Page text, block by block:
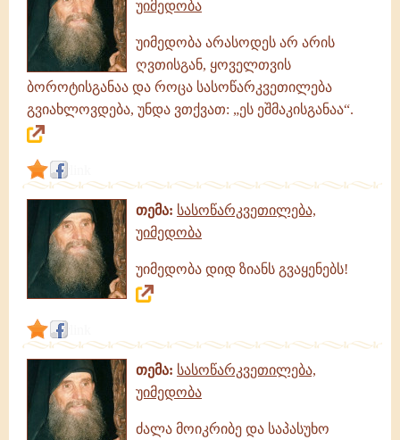
უიმედობა
უიმედობა არასოდეს არ არის
ღვთისგან, ყოველთვის
ბოროტისგანაა და როცა სასოწარკვეთილება
გვიახლოვდება, უნდა ვთქვათ: „ეს ეშმაკისგანაა“.
თემა: სასოწარკვეთილება,
უიმედობა
უიმედობა დიდ ზიანს გვაყენებს!
თემა: სასოწარკვეთილება,
უიმედობა
ძალა მოიკრიბე და საპასუხო